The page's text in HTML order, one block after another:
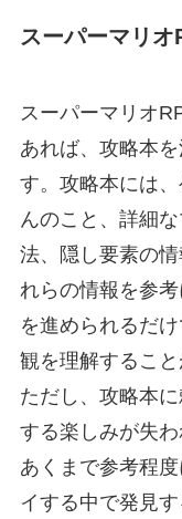
スーパーマリオ
スーパーマリオ
あれば、攻略本
す。攻略本には
んのこと、詳細
法、隠し要素の
れらの情報を参
を進められるだ
観を理解すること
ただし、攻略本
する楽しみが失わ
あくまで参考程
イする中で発見